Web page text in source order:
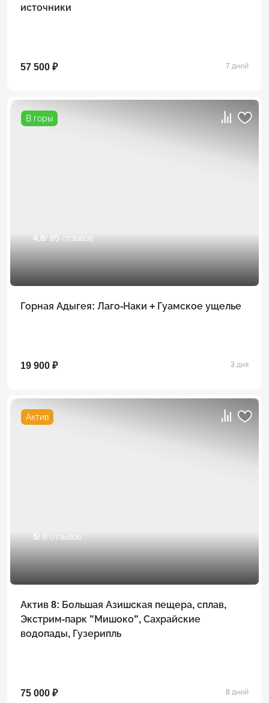
источники
57 500 ₽ 7 дней
В горы
4.8/ 85 отзывов
Горная Адыгея: Лаго-Наки + Гуамское ущелье
19 900 ₽ 3 дня
Актив
5/ 8 отзывов
Актив 8: Большая Азишская пещера, сплав,
Экстрим-парк "Мишоко", Сахрайские
водопады, Гузерипль
75 000 ₽ 8 дней